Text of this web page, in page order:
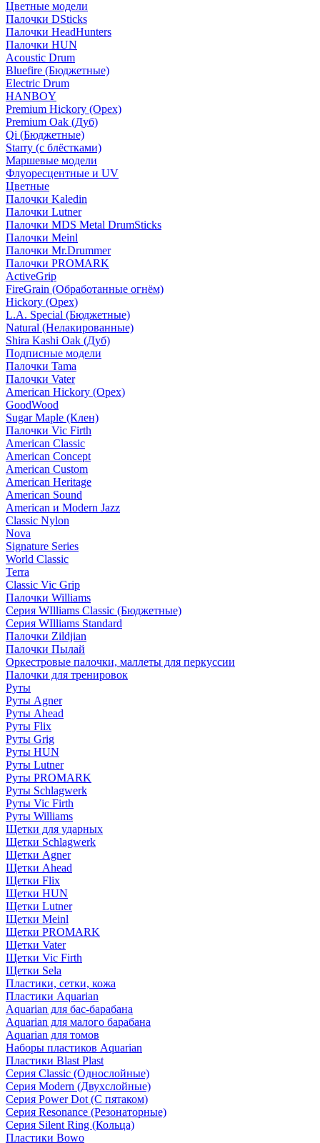
Цветные модели
Палочки DSticks
Палочки HeadHunters
Палочки HUN
Acoustic Drum
Bluefire (Бюджетные)
Electric Drum
HANBOY
Premium Hickory (Орех)
Premium Oak (Дуб)
Qi (Бюджетные)
Starry (с блёстками)
Маршевые модели
Флуоресцентные и UV
Цветные
Палочки Kaledin
Палочки Lutner
Палочки MDS Metal DrumSticks
Палочки Meinl
Палочки Mr.Drummer
Палочки PROMARK
ActiveGrip
FireGrain (Обработанные огнём)
Hickory (Орех)
L.A. Special (Бюджетные)
Natural (Нелакированные)
Shira Kashi Oak (Дуб)
Подписные модели
Палочки Tama
Палочки Vater
American Hickory (Орех)
GoodWood
Sugar Maple (Клен)
Палочки Vic Firth
American Classic
American Concept
American Custom
American Heritage
American Sound
American и Modern Jazz
Classic Nylon
Nova
Signature Series
World Classic
Terra
Classic Vic Grip
Палочки Williams
Серия WIlliams Classic (Бюджетные)
Серия WIlliams Standard
Палочки Zildjian
Палочки Пылай
Оркестровые палочки, маллеты для перкуссии
Палочки для тренировок
Руты
Руты Agner
Руты Ahead
Руты Flix
Руты Grig
Руты HUN
Руты Lutner
Руты PROMARK
Руты Schlagwerk
Руты Vic Firth
Руты Williams
Щетки для ударных
Щетки Schlagwerk
Щетки Agner
Щетки Ahead
Щетки Flix
Щетки HUN
Щетки Lutner
Щетки Meinl
Щетки PROMARK
Щетки Vater
Щетки Vic Firth
Щетки Sela
Пластики, сетки, кожа
Пластики Aquarian
Aquarian для бас-барабана
Aquarian для малого барабана
Aquarian для томов
Наборы пластиков Aquarian
Пластики Blast Plast
Серия Classic (Однослойные)
Серия Modern (Двухслойные)
Серия Power Dot (С пятаком)
Серия Resonance (Резонаторные)
Серия Silent Ring (Кольца)
Пластики Bowo